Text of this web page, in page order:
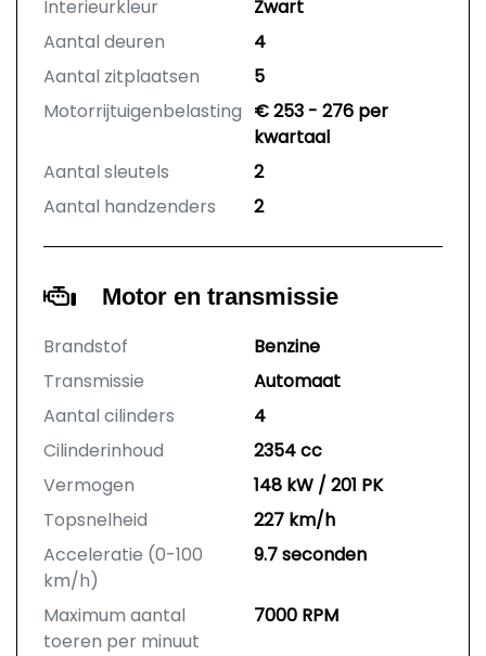
Interieurkleur
Zwart
Aantal deuren
4
Aantal zitplaatsen
5
Motorrijtuigenbelasting € 253 - 276 per
kwartaal
Aantal sleutels
2
Aantal handzenders
2
Motor en transmissie
Brandstof
Benzine
Transmissie
Automaat
Aantal cilinders
4
Cilinderinhoud
2354 cc
Vermogen
148 kW / 201 PK
Topsnelheid
227 km/h
Acceleratie (0-100
km/h)
9.7 seconden
Maximum aantal
toeren per minuut
7000 RPM